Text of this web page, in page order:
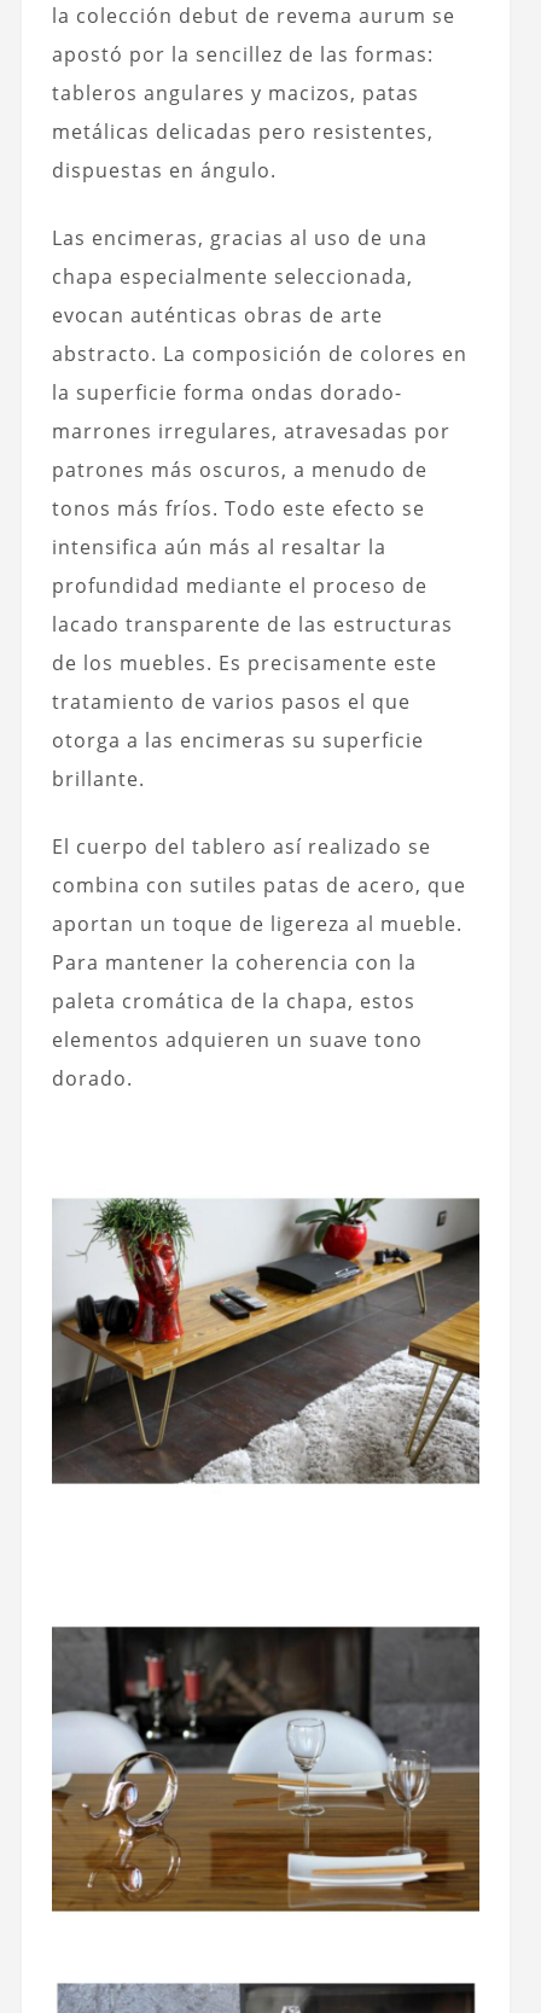
la colección debut de revema aurum se
apostó por la sencillez de las formas:
tableros angulares y macizos, patas
metálicas delicadas pero resistentes,
dispuestas en ángulo.
Las encimeras, gracias al uso de una
chapa especialmente seleccionada,
evocan auténticas obras de arte
abstracto. La composición de colores en
la superficie forma ondas dorado-
marrones irregulares, atravesadas por
patrones más oscuros, a menudo de
tonos más fríos. Todo este efecto se
intensifica aún más al resaltar la
profundidad mediante el proceso de
lacado transparente de las estructuras
de los muebles. Es precisamente este
tratamiento de varios pasos el que
otorga a las encimeras su superficie
brillante.
El cuerpo del tablero así realizado se
combina con sutiles patas de acero, que
aportan un toque de ligereza al mueble.
Para mantener la coherencia con la
paleta cromática de la chapa, estos
elementos adquieren un suave tono
dorado.